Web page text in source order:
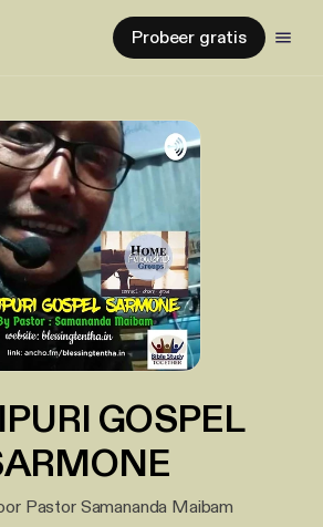
Probeer gratis
GOSPEL
Pastor Samananda Maibam